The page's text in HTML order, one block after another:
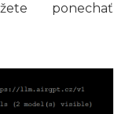
ponechať